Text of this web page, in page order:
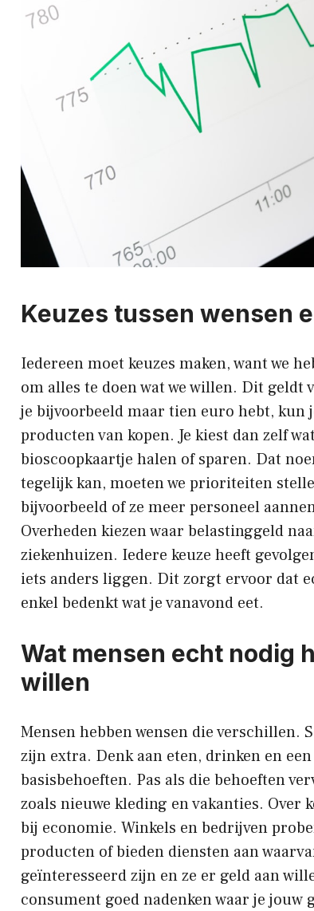
Keuzes tussen wensen
Iedereen moet keuzes maken, want we
om alles te doen wat we willen. Dit geldt
je bijvoorbeeld maar tien euro hebt, kun
producten van kopen. Je kiest dan zelf
bioscoopkaartje halen of sparen. Dat
tegelijk kan, moeten we prioriteiten
bijvoorbeeld of ze meer personeel
Overheden kiezen waar belastinggeld
ziekenhuizen. Iedere keuze heeft
iets anders liggen. Dit zorgt ervoor dat
enkel bedenkt wat je vanavond eet.
Wat mensen echt nodig
willen
Mensen hebben wensen die verschillen.
zijn extra. Denk aan eten, drinken en
basisbehoeften. Pas als die behoeften
zoals nieuwe kleding en vakanties. Over
bij economie. Winkels en bedrijven
producten of bieden diensten aan
geïnteresseerd zijn en ze er geld aan
consument goed nadenken waar je jouw